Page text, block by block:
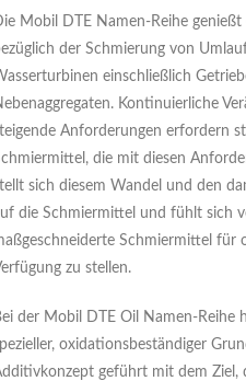
Mobil DTE Namen-Reihe
der Schmierung von
einschließlich
Kontinuierliche
Anforderungen erfordern
die mit diesen
sich diesem Wandel und den
die Schmiermittel und fühlt sich
Schmiermittel für
zu stellen.
der Mobil DTE Oil Namen-Reihe
oxidationsbeständiger
geführt mit dem Ziel,